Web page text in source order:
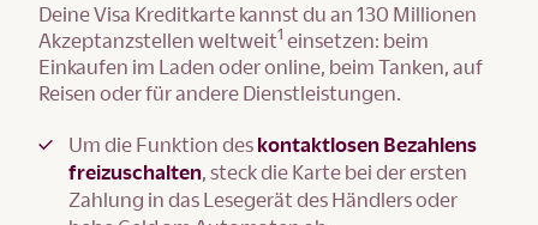
Deine Visa Kreditkarte kannst du an 130 Millionen
Akzeptanzstellen weltweit1 einsetzen: beim
Einkaufen im Laden oder online, beim Tanken, auf
Reisen oder für andere Dienstleistungen.
Um die Funktion des kontaktlosen Bezahlens
freizuschalten, steck die Karte bei der ersten
Zahlung in das Lesegerät des Händlers oder